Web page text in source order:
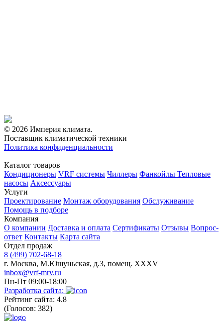
© 2026 Империя климата.
Поставщик климатической техники
Политика конфиденциальности
Каталог товаров
Кондиционеры VRF системы Чиллеры Фанкойлы Тепловые
насосы Аксессуары
Услуги
Проектирование Монтаж оборудования Обслуживание
Помощь в подборе
Компания
О компании Доставка и оплата Сертификаты Отзывы Вопрос-
ответ Контакты Карта сайта
Отдел продаж
8 (499) 702-68-18
г. Москва, М.Юшуньская, д.3, помещ. XXXV
inbox@vrf-mrv.ru
Пн-Пт 09:00-18:00
Разработка сайта:
Рейтинг сайта: 4.8
(Голосов: 382)